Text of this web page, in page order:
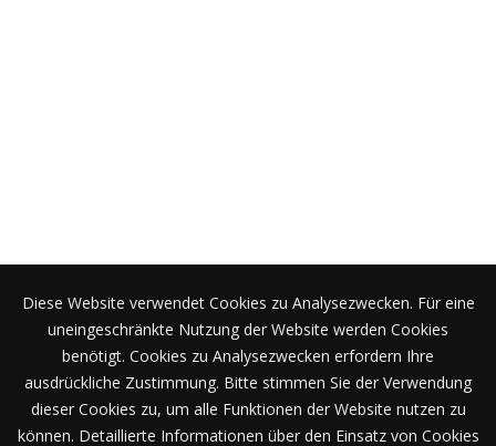
Diese Website verwendet Cookies zu Analysezwecken. Für eine
uneingeschränkte Nutzung der Website werden Cookies
benötigt. Cookies zu Analysezwecken erfordern Ihre
ausdrückliche Zustimmung. Bitte stimmen Sie der Verwendung
dieser Cookies zu, um alle Funktionen der Website nutzen zu
können. Detaillierte Informationen über den Einsatz von Cookies
Aktuelle Angebote finden sie hier!
Bildergalerie